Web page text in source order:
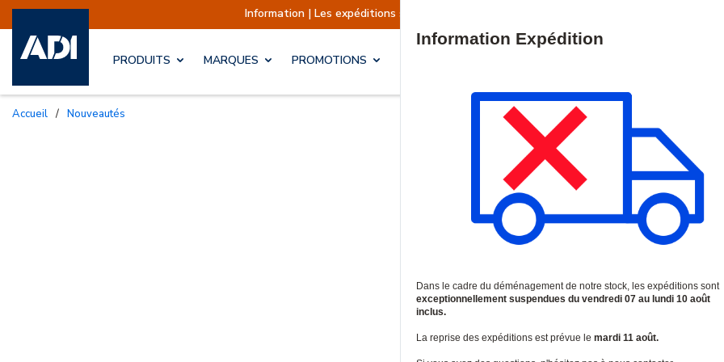
Information | Les expéditions sont actuellement suspendues Reprise prévue le mardi 11
PRODUITS MARQUES PROMOTIONS
Accueil / Nouveautés